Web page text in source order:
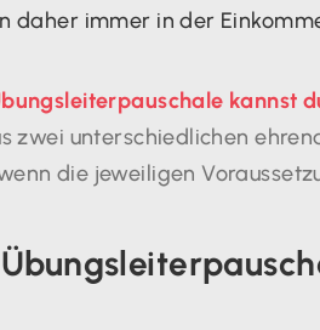
daher immer in der
kannst
zwei unterschiedlichen
die jeweiligen